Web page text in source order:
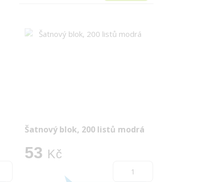
Šatnový blok, 200 listů modrá
53 Kč